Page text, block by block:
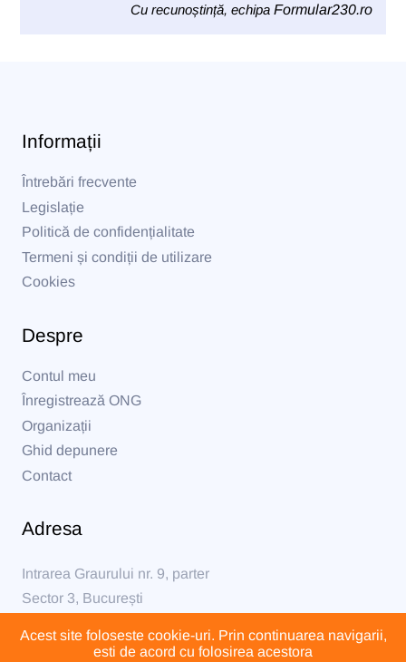
Cu recunoștință, echipa Formular230.ro
Informații
Întrebări frecvente
Legislație
Politică de confidențialitate
Termeni și condiții de utilizare
Cookies
Despre
Contul meu
Înregistrează ONG
Organizații
Ghid depunere
Contact
Adresa
Intrarea Graurului nr. 9, parter
Sector 3, București
formular@formular230.ro
Acest site foloseste cookie-uri. Prin continuarea navigarii,
esti de acord cu folosirea acestora